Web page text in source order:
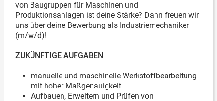
von Baugruppen für Maschinen und
Produktionsanlagen ist deine Stärke? Dann freuen wir
uns über deine Bewerbung als Industriemechaniker
(m/w/d)!
ZUKÜNFTIGE AUFGABEN
manuelle und maschinelle Werkstoffbearbeitung
mit hoher Maßgenauigkeit
Aufbauen, Erweitern und Prüfen von